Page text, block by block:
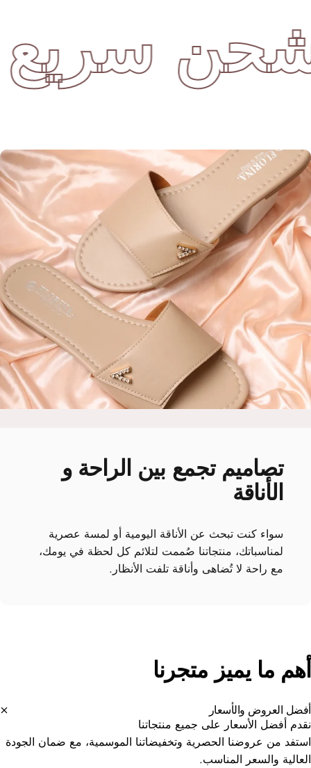
سريع
تصاميمتجمعبين الراحةو
الأناقة
سواء كنت تبحث عن الأناقة اليومية أو لمسة عصرية
لمناسباتك، منتجاتنا صُممت لتلائم كل لحظة في يومك،
مع راحة لا تُضاهى وأناقة تلفت الأنظار.
مايميز متجرنا
العروض والأسعار
أفضل الأسعار على جميع منتجاتنا
من عروضنا الحصرية وتخفيضاتنا الموسمية، مع ضمان الجودة
والسعر المناسب.